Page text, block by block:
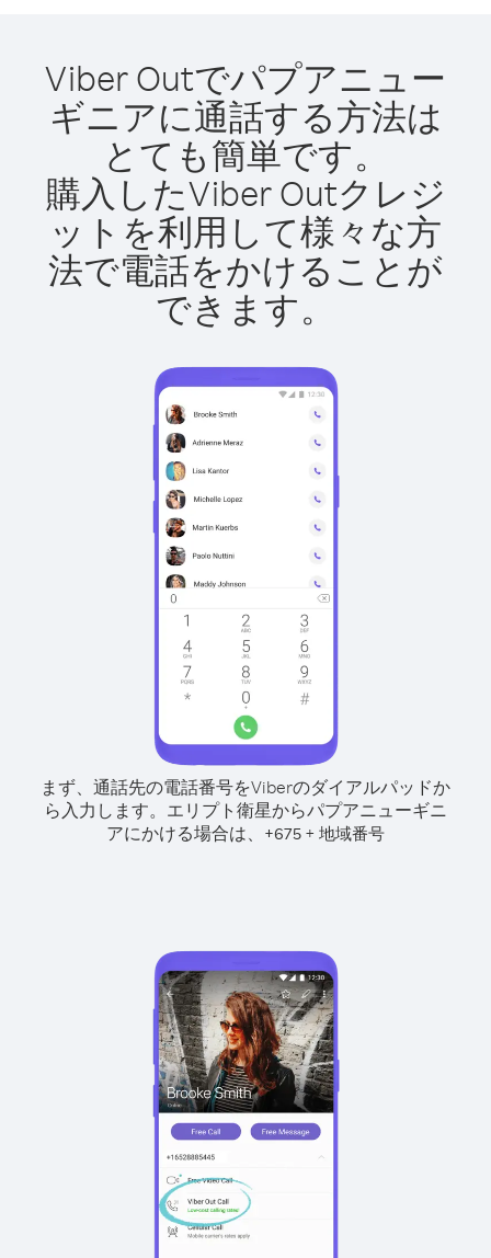
Viber Outでパプアニュー
ギニアに通話する方法は
とても簡単です。
購入したViber Outクレジ
ットを利用して様々な方
法で電話をかけることが
できます。
まず、通話先の電話番号をViberのダイアルパッドか
ら入力します。 エリプト衛星からパプアニューギニ
アにかける場合は、 +675 + 地域番号